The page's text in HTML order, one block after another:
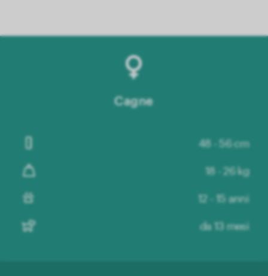
Cagne
48 - 56 cm
18 - 26 kg
12 - 15 anni
da 13 mesi